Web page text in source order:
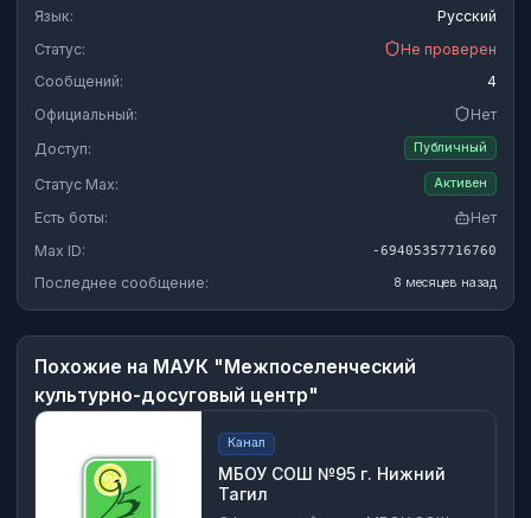
Язык:
Русский
Статус:
Не проверен
Сообщений:
4
Официальный:
Нет
Доступ:
Публичный
Статус Max: Активен
Есть боты:
Нет
Max ID:
-69405357716760
Последнее сообщение: 8 месяцев назад
Похожие на МАУК "Межпоселенческий
культурно-досуговый центр"
Канал
МБОУ СОШ №95 г. Нижний
Тагил